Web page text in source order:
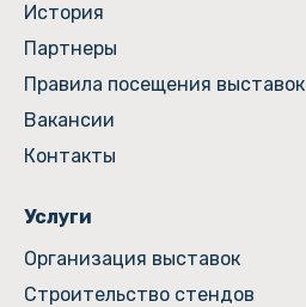
История
Партнеры
Правила посещения выставок
Вакансии
Контакты
Услуги
Организация выставок
Строительство стендов